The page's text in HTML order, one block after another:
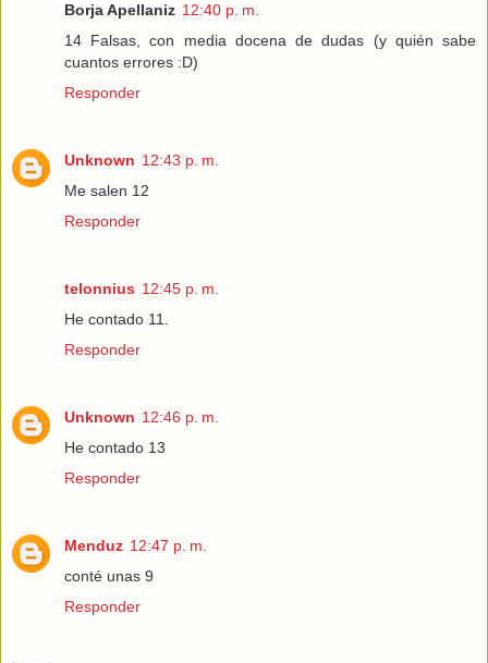
Borja Apellaniz 12:40 p. m.
14 Falsas, con media docena de dudas (y quién sabe
cuantos errores :D)
Responder
Unknown 12:43 p. m.
Me salen 12
Responder
telonnius 12:45 p. m.
He contado 11.
Responder
Unknown 12:46 p. m.
He contado 13
Responder
Menduz 12:47 p. m.
conté unas 9
Responder